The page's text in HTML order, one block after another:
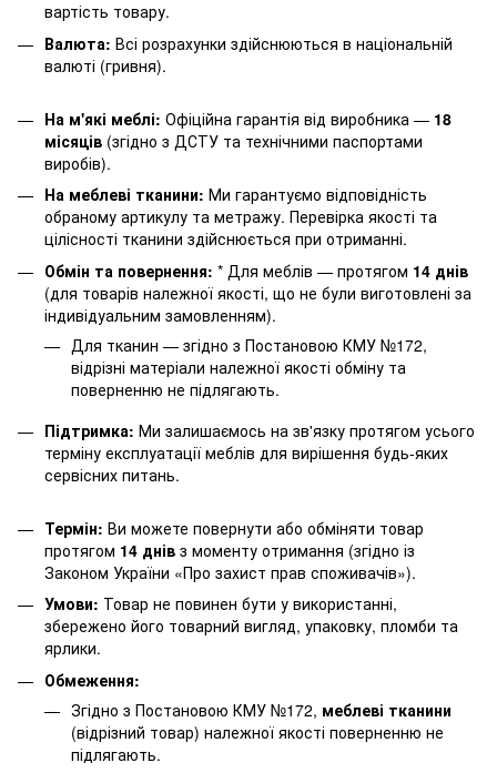
вартість товару.
Валюта: Всі розрахунки здійснюються в національній
валюті (гривня).
На м'які меблі: Офіційна гарантія від виробника — 18
місяців (згідно з ДСТУ та технічними паспортами
виробів).
На меблеві тканини: Ми гарантуємо відповідність
обраному артикулу та метражу. Перевірка якості та
цілісності тканини здійснюється при отриманні.
Обмін та повернення: * Для меблів — протягом 14 днів
(для товарів належної якості, що не були виготовлені за
індивідуальним замовленням).
Для тканин — згідно з Постановою КМУ №172,
відрізні матеріали належної якості обміну та
поверненню не підлягають.
Підтримка: Ми залишаємось на зв'язку протягом усього
терміну експлуатації меблів для вирішення будь-яких
сервісних питань.
Термін: Ви можете повернути або обміняти товар
протягом 14 днів з моменту отримання (згідно із
Законом України «Про захист прав споживачів»).
Умови: Товар не повинен бути у використанні,
збережено його товарний вигляд, упаковку, пломби та
ярлики.
Обмеження:
Згідно з Постановою КМУ №172, меблеві тканини
(відрізний товар) належної якості поверненню не
підлягають.